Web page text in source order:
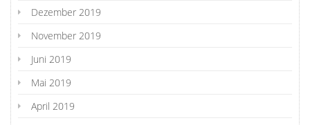
Dezember 2019
November 2019
Juni 2019
Mai 2019
April 2019